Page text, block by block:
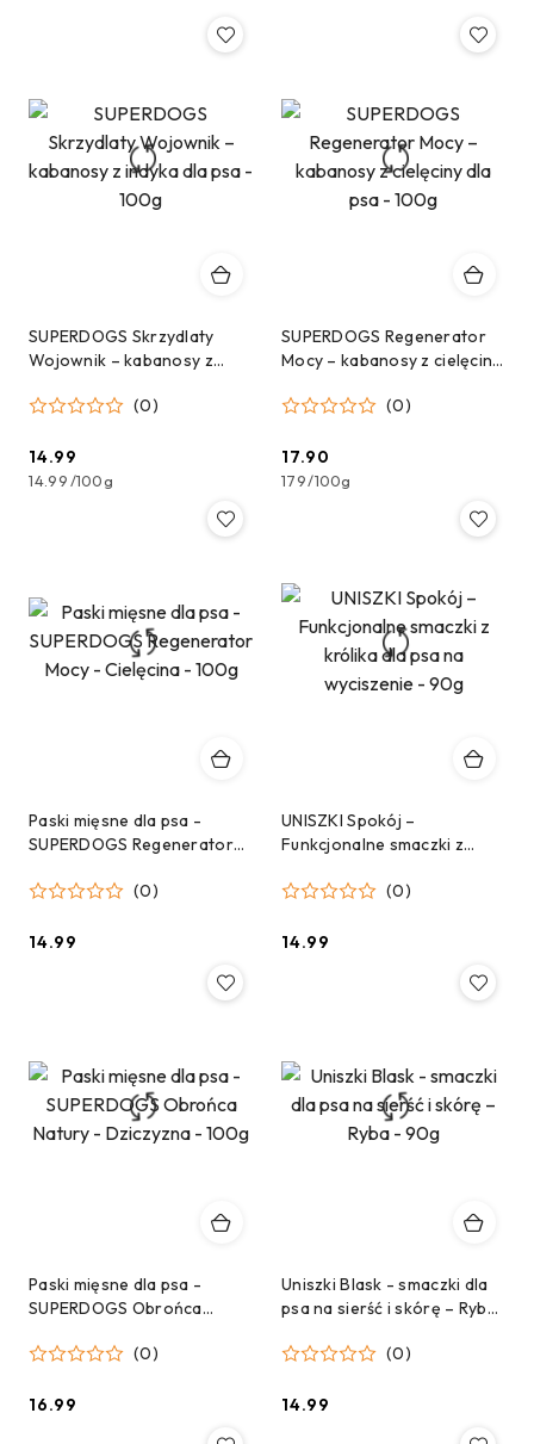
SUPERDOGS Skrzydlaty
Wojownik – kabanosy z
(0)
Cena:
14.99
14.99/100g
SUPERDOGS Regenerator
Mocy – kabanosy z cielęciny
(0)
Cena:
17.90
179/100g
Paski mięsne dla psa -
SUPERDOGS Regenerator
(0)
Cena:
14.99
UNISZKI Spokój –
Funkcjonalne smaczki z
wyciszenie - 90g
(0)
Cena:
14.99
Paski mięsne dla psa -
SUPERDOGS Obrońca
(0)
Cena:
16.99
Uniszki Blask - smaczki dla
psa na sierść i skórę – Ryba
(0)
Cena:
14.99